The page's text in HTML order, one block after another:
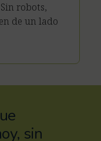
robots,
de un lado
sin